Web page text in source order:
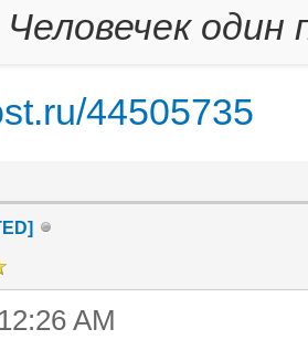
Человечек один
44505735
AM